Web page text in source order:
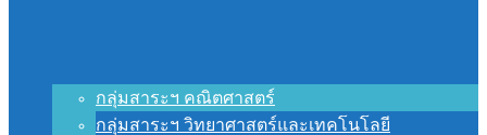
กลุ่มสาระฯ คณิตศาสตร์
กลุ่มสาระฯ วิทยาศาสตร์และเทคโนโลยี